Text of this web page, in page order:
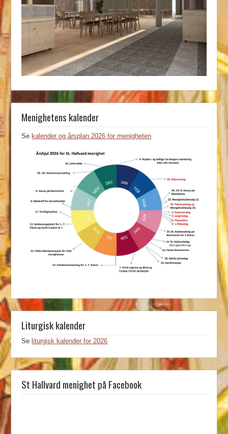
Menighetens kalender
Se kalender og årsplan 2026 for menigheten
Liturgisk kalender
Se liturgisk kalender for 2026
St Hallvard menighet på Facebook